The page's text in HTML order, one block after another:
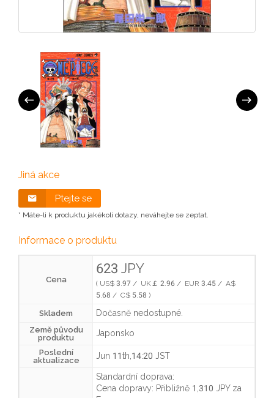
Jiná akce
Ptejte se
* Máte-li k produktu jakékoli dotazy, neváhejte se zeptat.
Informace o produktu
Cena
623 JPY
( US$ 3.97 / UK￡ 2.96 / EUR 3.45 / A$
5.68 / C$ 5.58 )
Skladem Dočasně nedostupné.
Země původu
produktu
Japonsko
Poslední
aktualizace
Jun 11th,14:20 JST
Standardní doprava:
Cena dopravy: Přibližně 1,310 JPYza